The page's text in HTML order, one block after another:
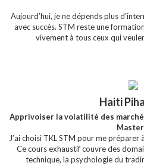
Aujourd’hui, je ne dépends plus
avec succès. STM reste une
vivement à tous ceux qui
Haiti
Apprivoiser la volatilité des
J’ai choisi TKL STM pour me
Ce cours exhaustif couvre des
technique, la psychologie du